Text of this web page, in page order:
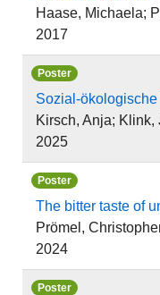
Haase, Michaela;
2017
Poster
Sozial-
Kirsch, Anja; Klink,
2025
Poster
The bitter taste of
Prömel,
2024
Poster